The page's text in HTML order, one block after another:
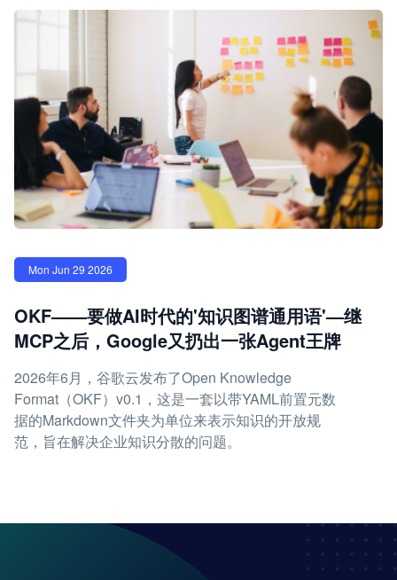
Mon Jun 29 2026
OKF——要做AI时代的'知识图谱通用语'—继
MCP之后，Google又扔出一张Agent王牌
2026年6月，谷歌云发布了Open Knowledge
Format（OKF）v0.1，这是一套以带YAML前置元数
据的Markdown文件夹为单位来表示知识的开放规
范，旨在解决企业知识分散的问题。